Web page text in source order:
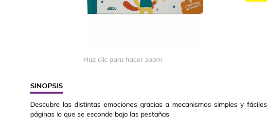
Haz clic para hacer zoom
SINOPSIS
Descubre las distintas emociones gracias a mecanismos simples y
páginas lo que se esconde bajo las pestañas